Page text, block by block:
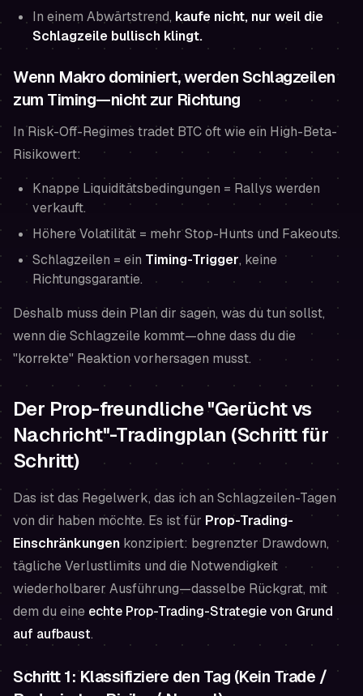
In einem Abwärtstrend, kaufe nicht, nur weil die
Schlagzeile bullisch klingt.
Wenn Makro dominiert, werden Schlagzeilen
zum Timing—nicht zur Richtung
In Risk-Off-Regimes tradet BTC oft wie ein High-Beta-
Risikowert:
Knappe Liquiditätsbedingungen = Rallys werden
verkauft.
Höhere Volatilität = mehr Stop-Hunts und Fakeouts.
Schlagzeilen = ein Timing-Trigger, keine
Richtungsgarantie.
Deshalb muss dein Plan dir sagen, was du tun sollst,
wenn die Schlagzeile kommt—ohne dass du die
"korrekte" Reaktion vorhersagen musst.
Der Prop-freundliche "Gerücht vs
Nachricht"-Tradingplan (Schritt für
Schritt)
Das ist das Regelwerk, das ich an Schlagzeilen-Tagen
von dir haben möchte. Es ist für Prop-Trading-
Einschränkungen konzipiert: begrenzter Drawdown,
tägliche Verlustlimits und die Notwendigkeit
wiederholbarer Ausführung—dasselbe Rückgrat, mit
dem du eine echte Prop-Trading-Strategie von Grund
auf aufbaust.
Schritt 1: Klassifiziere den Tag (Kein Trade /